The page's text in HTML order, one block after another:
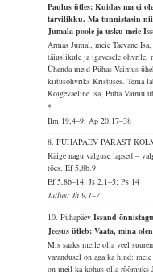
Paulus ütles: Kuidas ma ei
tarvilikku. Ma tunnistasin
Jumala poole ja usku meie
Armas Jumal, meie Taevane
täiuslikule ja igavesele ohvrile,
Ühenda meid Pühas Vaimus
kiitusohvriks Kristuses. Tema
Kõigeväeline Isa, Püha Vaimu
*
Ilm 19,4–9; Ap 20,17–38
8. PÜHAPÄEV PÄRAST
Käige nagu valguse lapsed –
tões.Ef 5,8b.9
Ef 5,8b–14; Js 2,1–5; Ps 14
Jutlus: Jh 9,1–7
10. PühapäevIssand
Jeesus ütleb: Vaata, mina
Mis saaks meile olla veel
varandusel on aga ka hind:
on meil ka kohus olla rõõmuks